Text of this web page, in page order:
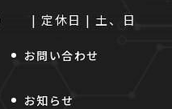
| 定休日 | 土、日
お問い合わせ
お知らせ